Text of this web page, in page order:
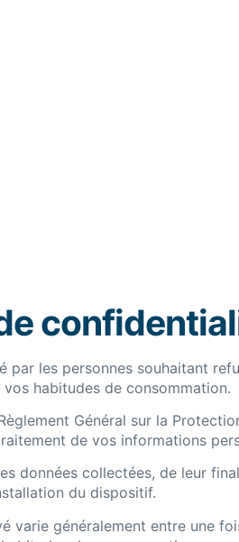
les personnes souhaitant
habitudes de consommation.
Général sur la
de vos informations
données collectées, de leur
du dispositif.
généralement entre une